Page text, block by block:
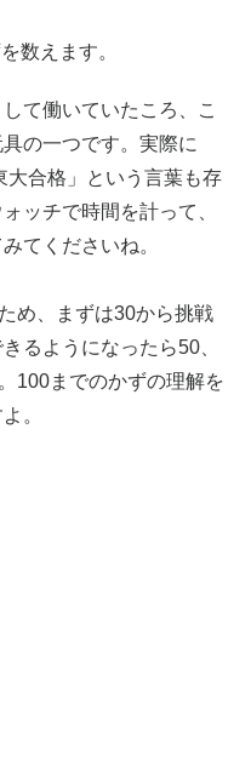
数えます。
て働いていたころ、こ
の一つです。実際に
大合格」という言葉も存
ッチで時間を計って、
てくださいね。
め、まずは30から挑戦
るようになったら50、
100までのかずの理解を
。